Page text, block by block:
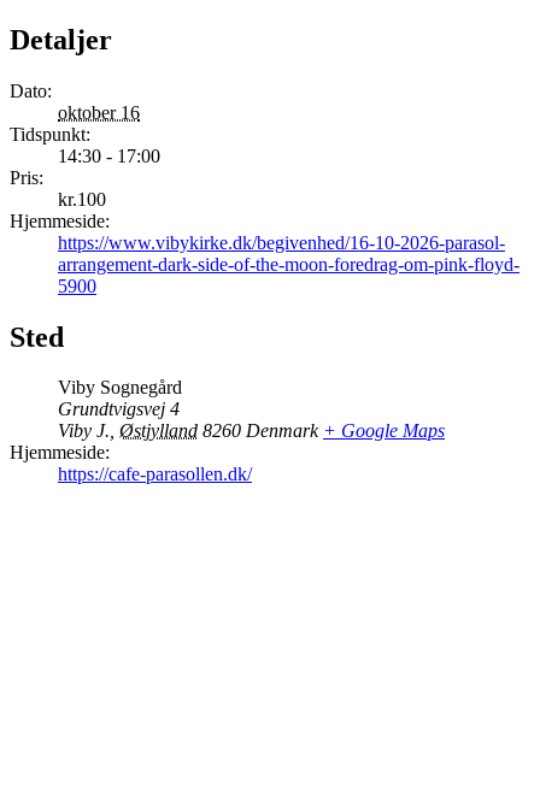
Detaljer
Dato:
oktober 16
Tidspunkt:
14:30 - 17:00
Pris:
kr.100
Hjemmeside:
https://www.vibykirke.dk/begivenhed/16-10-2026-parasol-
arrangement-dark-side-of-the-moon-foredrag-om-pink-floyd-
5900
Sted
Viby Sognegård
Grundtvigsvej 4
Viby J., Østjylland 8260 Denmark + Google Maps
Hjemmeside:
https://cafe-parasollen.dk/